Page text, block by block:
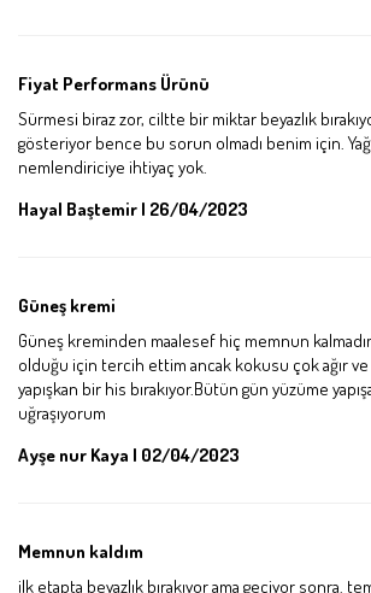
Fiyat Performans Ürünü
Sürmesi biraz zor, ciltte bir miktar beyazlık
gösteriyor bence bu sorun olmadı benim için.
nemlendiriciye ihtiyaç yok.
Hayal Baştemir | 26/04/2023
Güneş kremi
Güneş kreminden maalesef hiç memnun
olduğu için tercih ettim ancak kokusu çok ağır ve
yapışkan bir his bırakıyor.Bütün gün yüzüme
uğraşıyorum
Ayşe nur Kaya | 02/04/2023
Memnun kaldım
ilk etapta beyazlık bırakıyor ama geçiyor sonra.